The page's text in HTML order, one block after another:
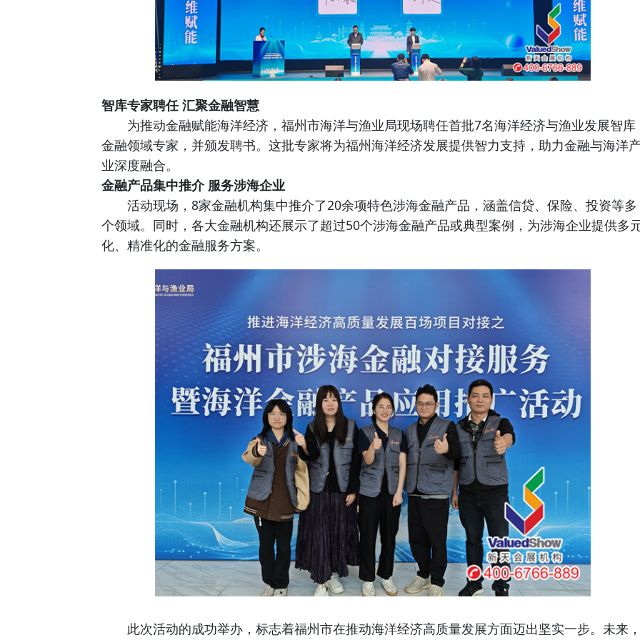
智库专家聘任 汇聚金融智慧
为推动金融赋能海洋经济，福州市海洋与渔业局现场聘任首批7名海洋经济与渔业发展智库
金融领域专家，并颁发聘书。这批专家将为福州海洋经济发展提供智力支持，助力金融与海洋
业深度融合。
金融产品集中推介 服务涉海企业
活动现场，8家金融机构集中推介了20余项特色涉海金融产品，涵盖信贷、保险、投资等多
个领域。同时，各大金融机构还展示了超过50个涉海金融产品或典型案例，为涉海企业提供多
化、精准化的金融服务方案。
此次活动的成功举办，标志着福州市在推动海洋经济高质量发展方面迈出坚实一步。未来